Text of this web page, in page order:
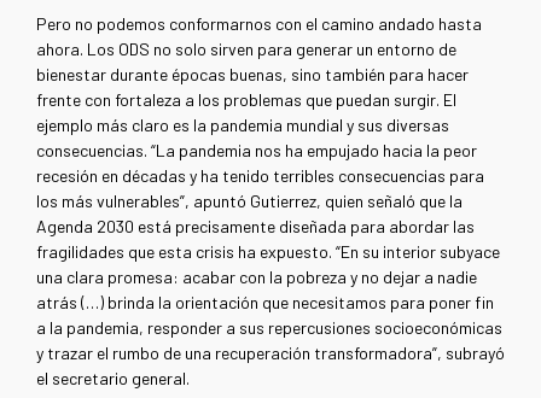
Pero no podemos conformarnos con el camino andado hasta
ahora. Los ODS no solo sirven para generar un entorno de
bienestar durante épocas buenas, sino también para hacer
frente con fortaleza a los problemas que puedan surgir. El
ejemplo más claro es la pandemia mundial y sus diversas
consecuencias. “La pandemia nos ha empujado hacia la peor
recesión en décadas y ha tenido terribles consecuencias para
los más vulnerables”, apuntó Gutierrez, quien señaló que la
Agenda 2030 está precisamente diseñada para abordar las
fragilidades que esta crisis ha expuesto. “En su interior subyace
una clara promesa: acabar con la pobreza y no dejar a nadie
atrás (…) brinda la orientación que necesitamos para poner fin
a la pandemia, responder a sus repercusiones socioeconómicas
y trazar el rumbo de una recuperación transformadora”, subrayó
el secretario general.